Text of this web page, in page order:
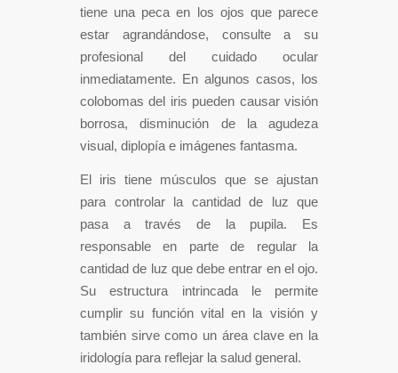
tiene una peca en los ojos que parece
estar agrandándose, consulte a su
profesional del cuidado ocular
inmediatamente. En algunos casos, los
colobomas del iris pueden causar visión
borrosa, disminución de la agudeza
visual, diplopía e imágenes fantasma.
El iris tiene músculos que se ajustan
para controlar la cantidad de luz que
pasa a través de la pupila. Es
responsable en parte de regular la
cantidad de luz que debe entrar en el ojo.
Su estructura intrincada le permite
cumplir su función vital en la visión y
también sirve como un área clave en la
iridología para reflejar la salud general.